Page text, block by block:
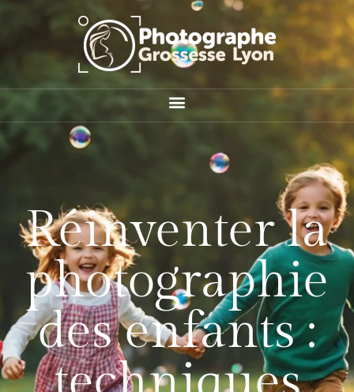
Réinventer la
photographie
des enfants :